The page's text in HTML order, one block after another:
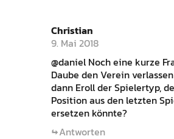
Christian
9. Mai 2018
@daniel Noch eine kurze
Daube den Verein
dann Eroll der Spielertyp,
Position aus den letzten
ersetzen könnte?
Antworten